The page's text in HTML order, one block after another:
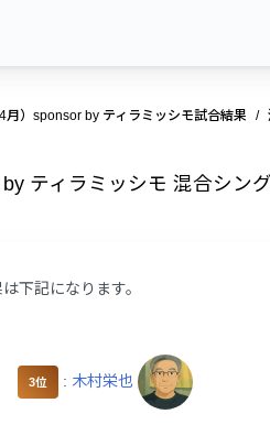
）sponsor by ティラミッシモ試合結果
ティラミッシモ 混合シン
下記になります。
3位 : 木村栄也